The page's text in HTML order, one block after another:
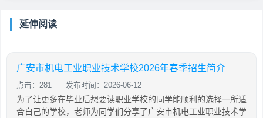
延伸阅读
广安市机电工业职业技术学校2026年春季招生简介
点击：281 发布时间：2026-06-12
为了让更多在毕业后想要读职业学校的同学能顺利的选择一所适
合自己的学校，老师为同学们分享了广安市机电工业职业技术学